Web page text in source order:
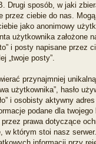
Drugi sposób, w jaki
przez ciebie do nas.
jako anonimowy
użytkownika założone
i posty napisane przez
„twoje posty”.
przynajmniej
użytkownika”, hasło
i osobisty aktywny
podane dla twojego
przez prawa dotyczące
w którym stoi nasz